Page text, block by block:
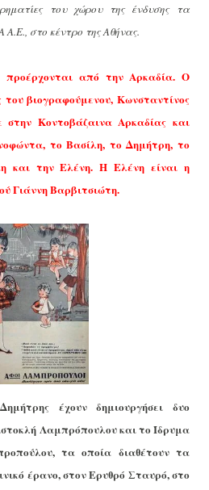
του χώρου της ένδυσης τα
στο κέντρο της Αθήνας.
προέρχονται από την Αρκαδία. Ο
βιογραφούμενου, Κωνσταντίνος
στην Κοντοβάζαινα Αρκαδίας και
το Βασίλη, το Δημήτρη, το
και την Ελένη. Η Ελένη είναι η
Γιάννη Βαρβιτσιώτη.
έχουν δημιουργήσει δυο
Λαμπρόπουλου και το Ίδρυμα
τα οποία διαθέτουν τα
έρανο, στον Ερυθρό Σταυρό, στο